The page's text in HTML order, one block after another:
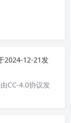
2024-12-21发
CC-4.0协议发